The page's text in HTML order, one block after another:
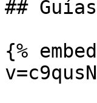
##
{%